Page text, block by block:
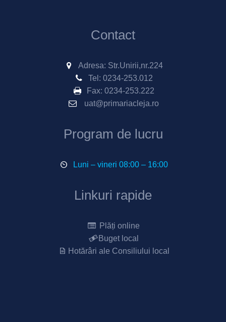
Contact
Adresa: Str.Unirii,nr.224
Tel: 0234-253.012
Fax: 0234-253.222
uat@primariacleja.ro
Program de lucru
Luni – vineri 08:00 – 16:00
Linkuri rapide
Plăți online
Buget local
Hotărâri ale Consiliului local